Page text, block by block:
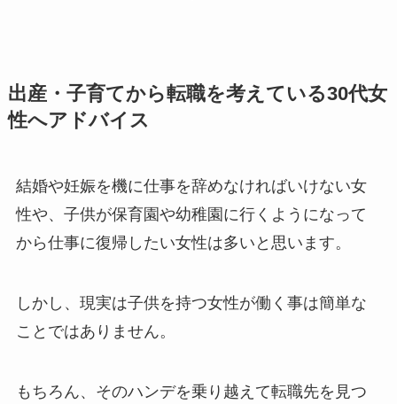
出産・子育てから転職を考えている30代女
性へアドバイス
結婚や妊娠を機に仕事を辞めなければいけない女
性や、子供が保育園や幼稚園に行くようになって
から仕事に復帰したい女性は多いと思います。
しかし、現実は子供を持つ女性が働く事は簡単な
ことではありません。
もちろん、そのハンデを乗り越えて転職先を見つ